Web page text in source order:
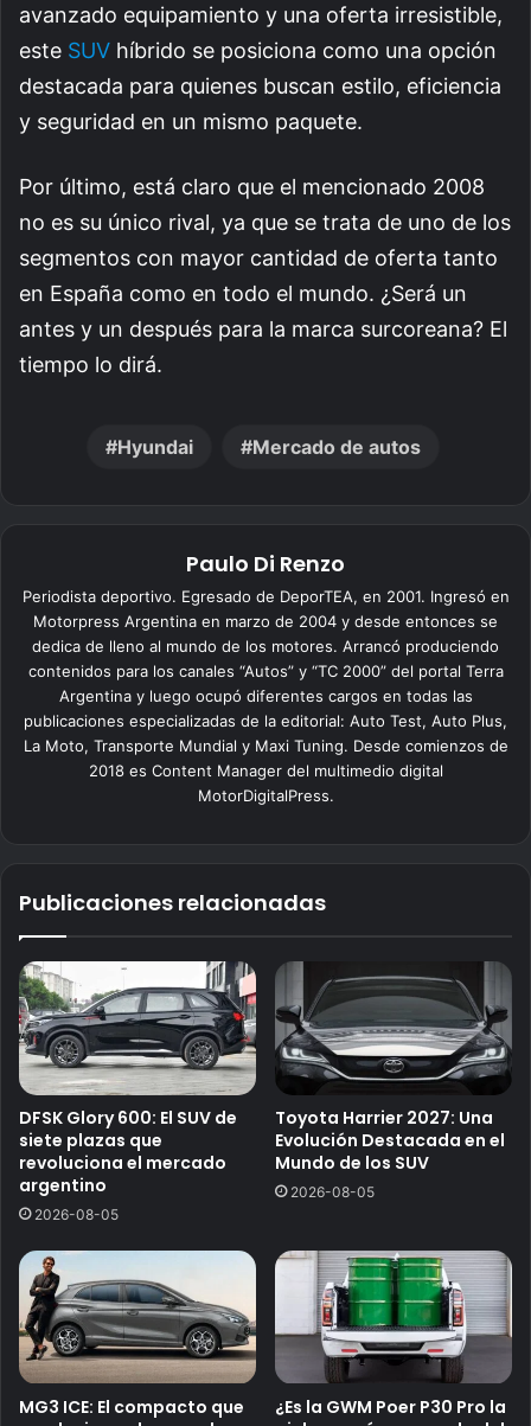
avanzado equipamiento y una oferta irresistible,
este SUV híbrido se posiciona como una opción
destacada para quienes buscan estilo, eficiencia
y seguridad en un mismo paquete.
Por último, está claro que el mencionado 2008
no es su único rival, ya que se trata de uno de los
segmentos con mayor cantidad de oferta tanto
en España como en todo el mundo. ¿Será un
antes y un después para la marca surcoreana? El
tiempo lo dirá.
Hyundai Mercado de autos
Paulo Di Renzo
Periodista deportivo. Egresado de DeporTEA, en 2001. Ingresó en
Motorpress Argentina en marzo de 2004 y desde entonces se
dedica de lleno al mundo de los motores. Arrancó produciendo
contenidos para los canales “Autos” y “TC 2000” del portal Terra
Argentina y luego ocupó diferentes cargos en todas las
publicaciones especializadas de la editorial: Auto Test, Auto Plus,
La Moto, Transporte Mundial y Maxi Tuning. Desde comienzos de
2018 es Content Manager del multimedio digital
MotorDigitalPress.
Publicaciones relacionadas
DFSK Glory 600: El SUV de
siete plazas que
revoluciona el mercado
argentino
2026-08-05
Toyota Harrier 2027: Una
Evolución Destacada en el
Mundo de los SUV
2026-08-05
MG3 ICE: El compacto que
¿Es la GWM Poer P30 Pro la